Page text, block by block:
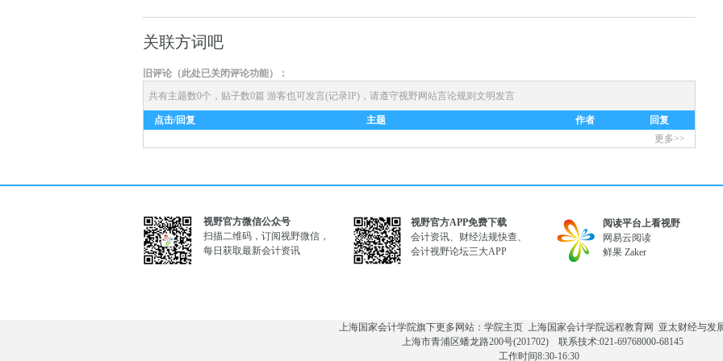
关联方词吧
旧评论（此处已关闭评论功能）：
共有主题数0个，贴子数0篇 游客也可发言(记录IP)，请遵守视野网站言论规则 文明发言
点击/回复 主题 作者
回复
更多>>
视野官方微信公众号
扫描二维码，订阅视野微信，
每日获取最新会计资讯
视野官方APP免费下载
会计资讯、财经法规快查、
会计视野论坛三大APP
阅读平台上看视野
网易云阅读
鲜果 Zaker
上海国家会计学院旗下更多网站： 学院主页 上海国家会计学院远程教育网
亚太财经与发
上海市青浦区蟠龙路200号(201702) 联系技术:021-69768000-68145
工作时间8:30-16:30